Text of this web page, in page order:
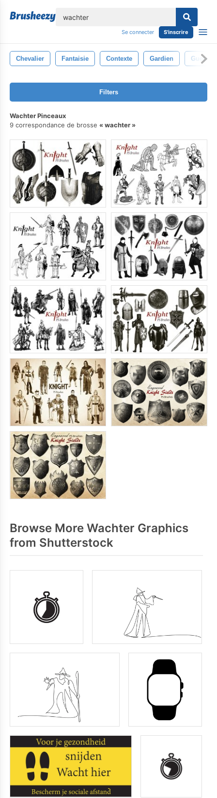
Se connecter S'inscrire
Chevalier Fantaisie Contexte Gardien Guerrier
Filters
Wachter Pinceaux
9 correspondance de brosse
wachter
Browse More Wachter Graphics
from Shutterstock